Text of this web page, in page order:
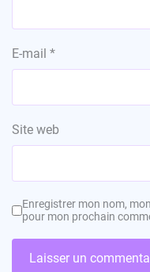
E-mail *
Site web
Enregistrer mon nom,
pour mon prochain